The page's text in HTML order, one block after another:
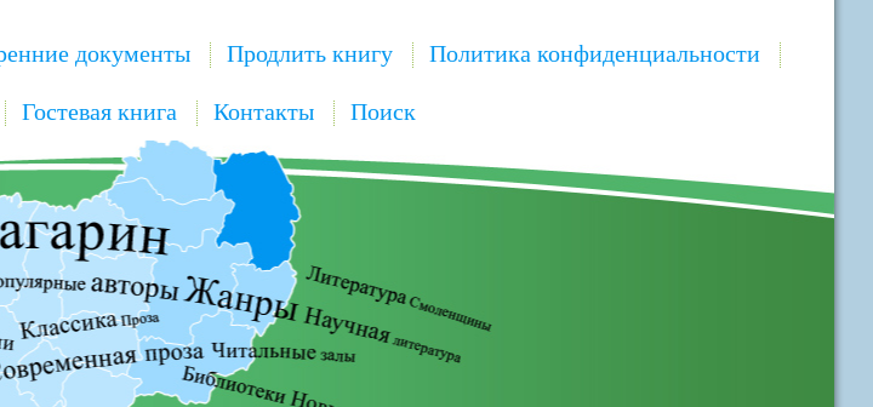
документы Продлить книгу Политика конфиденциальности
Гостевая книга Контакты Поиск